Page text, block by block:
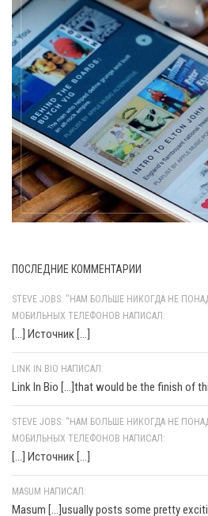
ПОСЛЕДНИЕ КОММЕНТАРИИ
STEVE JOBS: "НАМ БОЛЬШЕ НИКОГДА НЕ
МОБИЛЬНЫХ ТЕЛЕФОНОВ НАПИСАЛ:
[…] Источник […]
LINK IN BIO НАПИСАЛ:
Link In Bio [...]that would be the finish of
STEVE JOBS: “НАМ БОЛЬШЕ НИКОГДА НЕ
МОБИЛЬНЫХ ТЕЛЕФОНОВ НАПИСАЛ:
[…] Источник […]
MASUM НАПИСАЛ:
Masum [...]usually posts some pretty